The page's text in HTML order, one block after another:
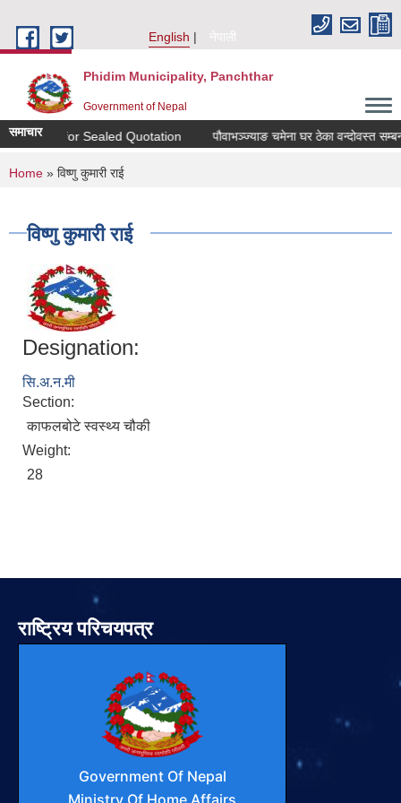
English
नेपाली
Phidim Municipality, Panchthar
Government of Nepal
समाचार
Invitation for Sealed Quotation पौवाभञ्ज्याङ चमेना घर ठेका वन्दोवस्त
You are here
Home » विष्णु कुमारी राई
विष्णु कुमारी राई
Designation:
सि.अ.न.मी
Section:
काफलबोटे स्वस्थ्य चौकी
Weight:
28
राष्ट्रिय परिचयपत्र